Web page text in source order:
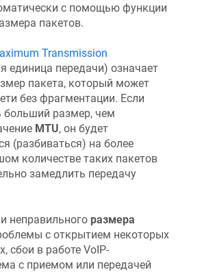
c помощью функции
пакетов.
Transmission
единица передачи) означает
пакета, который может
без фрагментации. Если
больший размер, чем
MTU, он будет
(разбиваться) на более
количестве таких пакетов
замедлить передачу
неправильного размера
с открытием некоторых
сбои в работе VoIP-
с приемом или передачей